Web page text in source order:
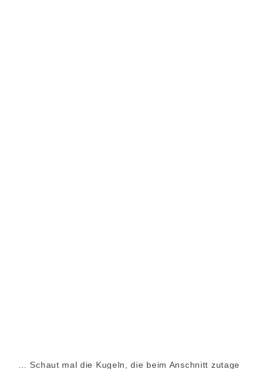
… Schaut mal die Kugeln, die beim Anschnitt zutage